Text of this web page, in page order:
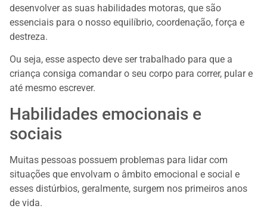
desenvolver as suas habilidades motoras, que são
essenciais para o nosso equilíbrio, coordenação, força e
destreza.
Ou seja, esse aspecto deve ser trabalhado para que a
criança consiga comandar o seu corpo para correr, pular e
até mesmo escrever.
Habilidades emocionais e
sociais
Muitas pessoas possuem problemas para lidar com
situações que envolvam o âmbito emocional e social e
esses distúrbios, geralmente, surgem nos primeiros anos
de vida.